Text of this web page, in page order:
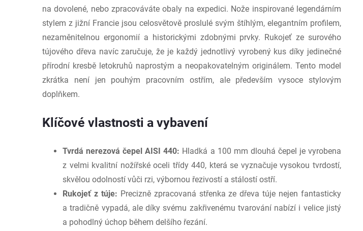
na dovolené, nebo zpracováváte obaly na expedici. Nože inspirované legendárním
stylem z jižní Francie jsou celosvětově proslulé svým štíhlým, elegantním profilem,
nezaměnitelnou ergonomií a historickými zdobnými prvky. Rukojeť ze surového
tújového dřeva navíc zaručuje, že je každý jednotlivý vyrobený kus díky jedinečné
přírodní kresbě letokruhů naprostým a neopakovatelným originálem. Tento model
zkrátka není jen pouhým pracovním ostřím, ale především vysoce stylovým
doplňkem.
Klíčové vlastnosti a vybavení
Tvrdá nerezová čepel AISI 440: Hladká a 100 mm dlouhá čepel je vyrobena
z velmi kvalitní nožířské oceli třídy 440, která se vyznačuje vysokou tvrdostí,
skvělou odolností vůči rzi, výbornou řezivostí a stálostí ostří.
Rukojeť z túje: Precizně zpracovaná střenka ze dřeva túje nejen fantasticky
a tradičně vypadá, ale díky svému zakřivenému tvarování nabízí i velice jistý
a pohodlný úchop během delšího řezání.